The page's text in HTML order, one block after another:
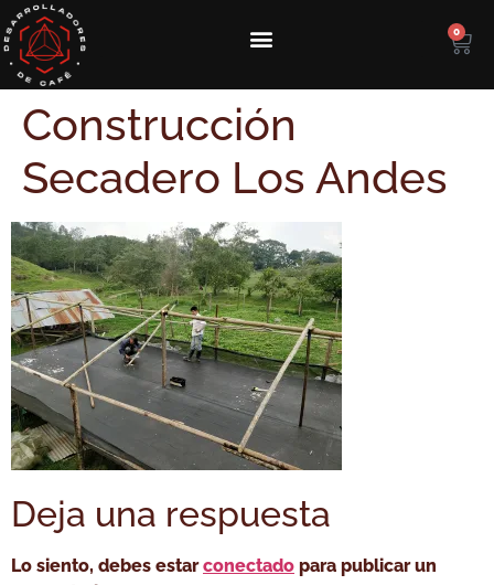
0
Construcción
Secadero Los Andes
Deja una respuesta
Lo siento, debes estarconectado para publicar un